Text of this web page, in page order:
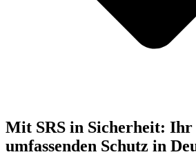
Mit SRS in Sicherheit:
umfassenden Schutz in